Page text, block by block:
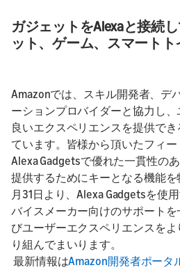
ガジェットをAlexaと接続
ット、ゲーム、スマートト
Amazonでは、スキル開発者、デ
ーションプロバイダーと協力し
良いエクスペリエンスを提供で
ています。皆様から頂いたフィー
Alexa Gadgetsで優れた一貫性の
提供するためにキーとなる機能を
月31日より、Alexa Gadgetsを使
バイスメーカー向けのサポート
びユーザーエクスペリエンスを
り組んでまいります。
最新情報はAmazon開発者ポータ